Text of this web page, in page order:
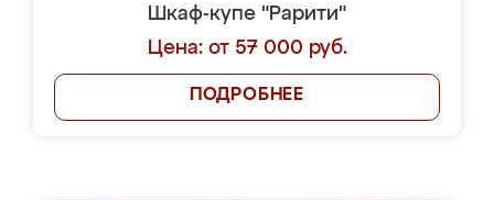
Шкаф-купе "Рарити"
Цена: от 57 000 руб.
ПОДРОБНЕЕ